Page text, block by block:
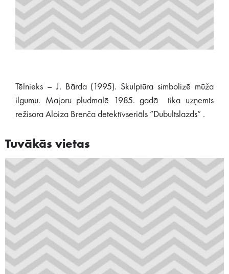
Tēlnieks – J. Bārda (1995). Skulptūra simbolizē mūža
ilgumu. Majoru pludmalē 1985. gadā tika uzņemts
režisora Aloiza Brenča detek­tīv­seriāls “Dubultslazds” .
Tuvākās vietas